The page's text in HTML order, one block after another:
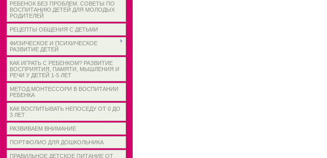
РЕБЕНОК БЕЗ ПРОБЛЕМ. СОВЕТЫ ПО
ВОСПИТАНИЮ ДЕТЕЙ ДЛЯ МОЛОДЫХ
РОДИТЕЛЕЙ
РЕЦЕПТЫ ОБЩЕНИЯ С ДЕТЬМИ
ФИЗИЧЕСКОЕ И ПСИХИЧЕСКОЕ
РАЗВИТИЕ ДЕТЕЙ
КАК ИГРАТЬ С РЕБЕНКОМ? РАЗВИТИЕ
ВОСПРИЯТИЯ, ПАМЯТИ, МЫШЛЕНИЯ И
РЕЧИ У ДЕТЕЙ 1-5 ЛЕТ
МЕТОД МОНТЕССОРИ В ВОСПИТАНИИ
РЕБЕНКА
КАК ВОСПИТЫВАТЬ НЕПОСЕДУ ОТ 0 ДО
3 ЛЕТ
РАЗВИВАЕМ ВНИМАНИЕ
ПОРТФОЛИО ДЛЯ ДОШКОЛЬНИКА
ПРАВИЛЬНОЕ ДЕТСКОЕ ПИТАНИЕ ОТ